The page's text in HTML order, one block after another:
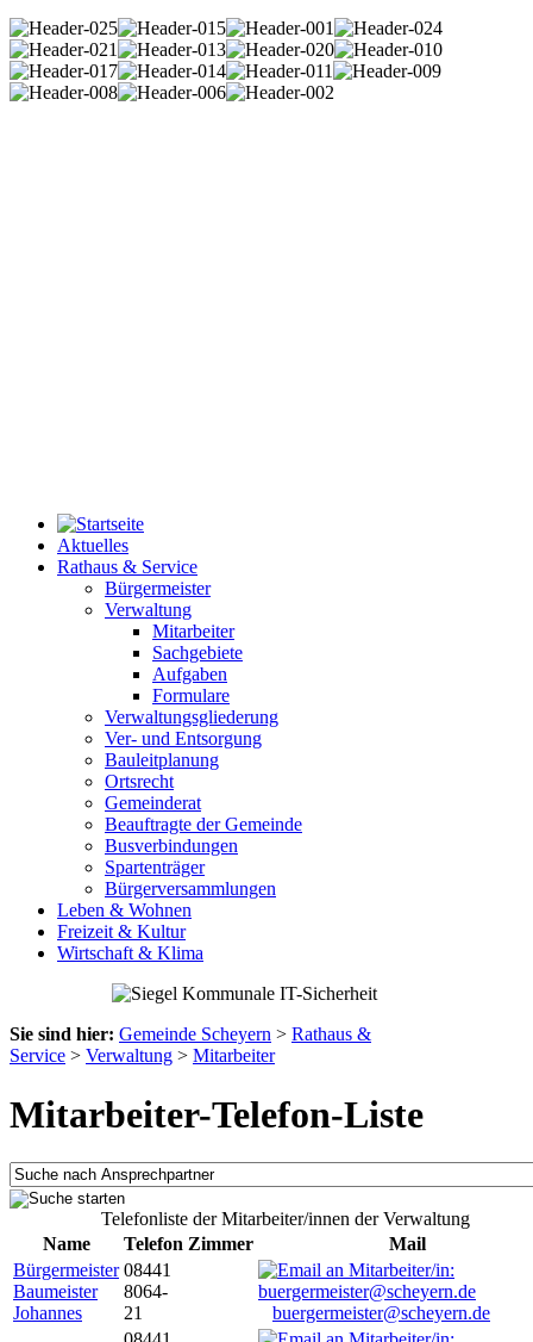
Aktuelles
Rathaus & Service
Bürgermeister
Verwaltung
Mitarbeiter
Sachgebiete
Aufgaben
Formulare
Verwaltungsgliederung
Ver- und Entsorgung
Bauleitplanung
Ortsrecht
Gemeinderat
Beauftragte der Gemeinde
Busverbindungen
Spartenträger
Bürgerversammlungen
Leben & Wohnen
Freizeit & Kultur
Wirtschaft & Klima
Sie sind hier: Gemeinde Scheyern > Rathaus &
Service > Verwaltung > Mitarbeiter
Mitarbeiter-Telefon-Liste
Telefonliste der Mitarbeiter/innen der Verwaltung
Name
Telefon Zimmer
Mail
Bürgermeister
Baumeister
Johannes
08441
8064-
21
buergermeister@scheyern.de